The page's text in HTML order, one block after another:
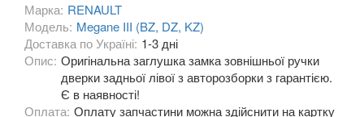
MITSUBISHI
NISSAN keyboard_arrow_down
OPEL
Марка: RENAULT
Модель: Megane III (BZ, DZ, KZ)
Доставка по Україні: 1-3 дні
Опис: Оригінальна заглушка замка зовнішньої ручки
дверки задньої лівої з авторозборки з гарантією.
Є в наявності!
Оплата: Оплату запчастини можна здійснити на картку